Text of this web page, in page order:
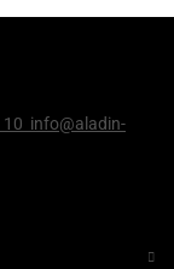
info@aladin-